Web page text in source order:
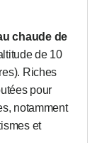
chaude de
de 10
Riches
pour
notamment
et